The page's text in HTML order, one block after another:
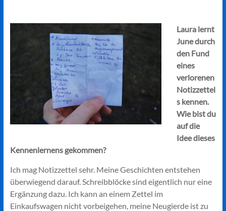
Laura lernt
June durch
den Fund
eines
verlorenen
Notizzettel
s kennen.
Wie bist du
auf die
Idee dieses
Kennenlernens gekommen?
Ich mag Notizzettel sehr. Meine Geschichten entstehen
überwiegend darauf. Schreibblöcke sind eigentlich nur eine
Ergänzung dazu. Ich kann an einem Zettel im
Einkaufswagen nicht vorbeigehen, meine Neugierde ist zu